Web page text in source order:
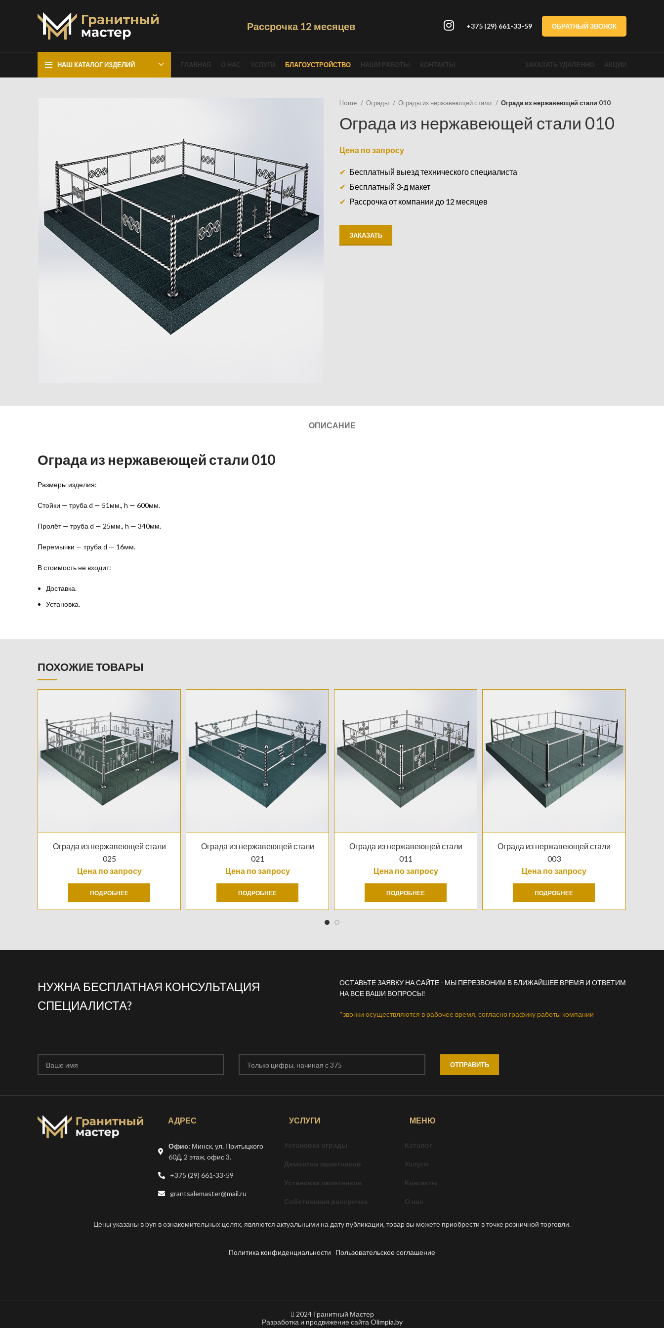
Рассрочка 12 месяцев +375 (29) 661-33-59 ОБРАТНЫЙ ЗВОНОК
НАШ КАТАЛОГ ИЗДЕЛИЙ ГЛАВНАЯ О НАС УСЛУГИ БЛАГОУСТРОЙСТВО НАШИ РАБОТЫ КОНТАКТЫ ЗАКАЗАТЬ УДАЛЕННО АКЦИИ
Home Ограды Ограды из нержавеющей стали Ограда из нержавеющей стали 010
Ограда из нержавеющей стали 010
Цена по запросу
Бесплатный выезд технического специалиста
Бесплатный 3-д макет
Рассрочка от компании до 12 месяцев
ЗАКАЗАТЬ
ОПИСАНИЕ
Ограда из нержавеющей стали 010
Размеры изделия:
Стойки — труба d — 51мм., h — 600мм.
Пролёт — труба d — 25мм., h — 340мм.
Перемычки — труба d — 16мм.
В стоимость не входит:
Доставка.
Установка.
ПОХОЖИЕ ТОВАРЫ
Ограда из нержавеющей стали
025
Цена по запросу
ПОДРОБНЕЕ
Ограда из нержавеющей стали
021
Цена по запросу
ПОДРОБНЕЕ
Ограда из нержавеющей стали
011
Цена по запросу
ПОДРОБНЕЕ
Ограда из нержавеющей стали
003
Цена по запросу
ПОДРОБНЕЕ
НУЖНА БЕСПЛАТНАЯ КОНСУЛЬТАЦИЯ
СПЕЦИАЛИСТА?
ОСТАВЬТЕ ЗАЯВКУ НА САЙТЕ - МЫ ПЕРЕЗВОНИМ В БЛИЖАЙШЕЕ ВРЕМЯ И ОТВЕТИМ
НА ВСЕ ВАШИ ВОПРОСЫ!
*звонки осуществляются в рабочее время, согласно графику работы компании
АДРЕС
Офис: Минск, ул. Притыцкого
60Д, 2 этаж, офис 3.
+375 (29) 661-33-59
grantsalemaster@mail.ru
УСЛУГИ
Установка ограды
Демонтаж памятников
Установка памятников
Собственная рассрочка
МЕНЮ
Каталог
Услуги
Контакты
О нас
Цены указаны в byn в ознакомительных целях, являются актуальными на дату публикации, товар вы можете приобрести в точке розничной торговли.
Политика конфиденциальноcти Пользовательское соглашение
2024 Гранитный Мастер
Разработка и продвижение сайта Olimpia.by